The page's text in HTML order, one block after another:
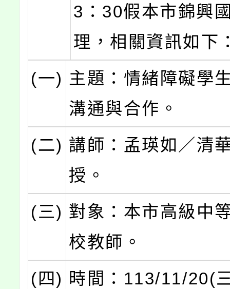
3：30假本市錦興
理，相關資訊如下
(一) 主題：情緒障礙學
溝通與合作。
(二) 講師：孟瑛如／清
授。
(三) 對象：本市高級中
校教師。
(四) 時間：113/11/20(